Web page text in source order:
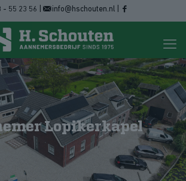
- 55 23 56 info@hschouten.nl
Lopikerkapel